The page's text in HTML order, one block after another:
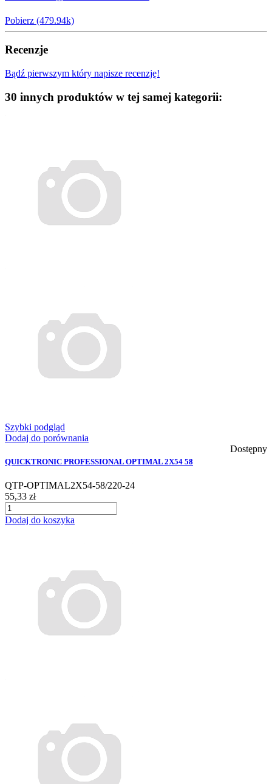
Pobierz (479.94k)
Recenzje
Bądź pierwszym który napisze recenzję!
30 innych produktów w tej samej kategorii:
Szybki podgląd
Dodaj do porównania
Dostępny
QUICKTRONIC PROFESSIONAL OPTIMAL 2X54 58
QTP-OPTIMAL2X54-58/220-24
55,33 zł
Dodaj do koszyka